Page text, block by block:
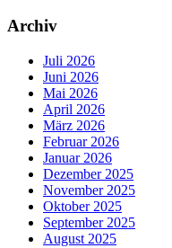
Archiv
Juli 2026
Juni 2026
Mai 2026
April 2026
März 2026
Februar 2026
Januar 2026
Dezember 2025
November 2025
Oktober 2025
September 2025
August 2025